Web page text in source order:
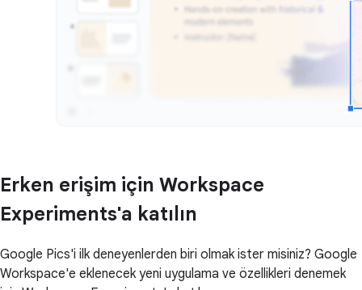
Erken erişim için Workspace
Experiments'a katılın
Google Pics'i ilk deneyenlerden biri olmak ister misiniz? Google
Workspace'e eklenecek yeni uygulama ve özellikleri denemek